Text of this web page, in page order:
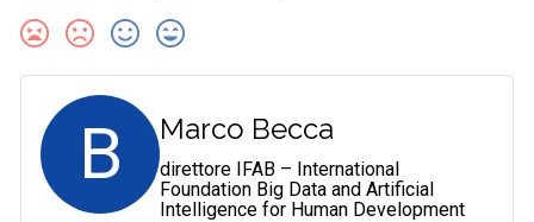
B Marco Becca
direttore IFAB – International
Foundation Big Data and Artificial
Intelligence for Human Development